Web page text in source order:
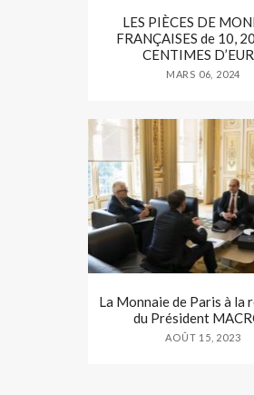
LES PIÈCES DE
FRANÇAISES de 10,
CENTIMES
MARS 06, 2024
La Monnaie de Paris à la
du Président
AOÛT 15, 2023